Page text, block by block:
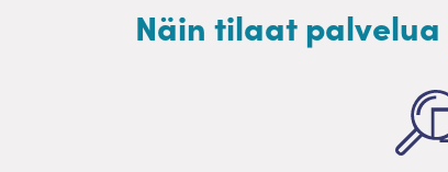
Näin tilaat